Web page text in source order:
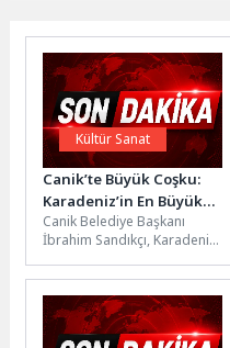
Kültür Sanat
Canik’te Büyük Coşku:
Karadeniz’in En Büyük
Macera Parkı Açıldı
Canik Belediye Başkanı
İbrahim Sandıkçı, Karadeniz
parkı Canik Macera
Parkı'nda vatandaşlarla...